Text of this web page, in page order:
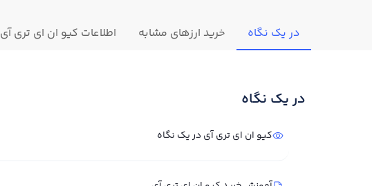
در یک نگاه خرید ارزهای مشابه اطلاعات کیو ان ای تری آی
در یک نگاه
کیو ان ای تری آی در یک نگاه